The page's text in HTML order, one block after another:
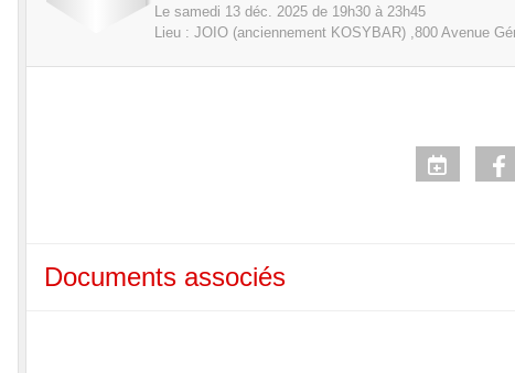
Le samedi 13 déc. 2025 de 19h30 à 23h45
Lieu : JOIO (anciennement KOSYBAR) ,800 Avenue
Documents associés